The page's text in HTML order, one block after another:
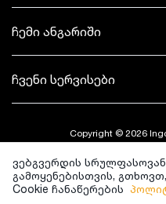
ჩემი ანგარიში
ჩვენი სერვისები
Copyright © 2026
ვებგვერდის
გამოყენებისთვის,
Cookie ჩანაწერების